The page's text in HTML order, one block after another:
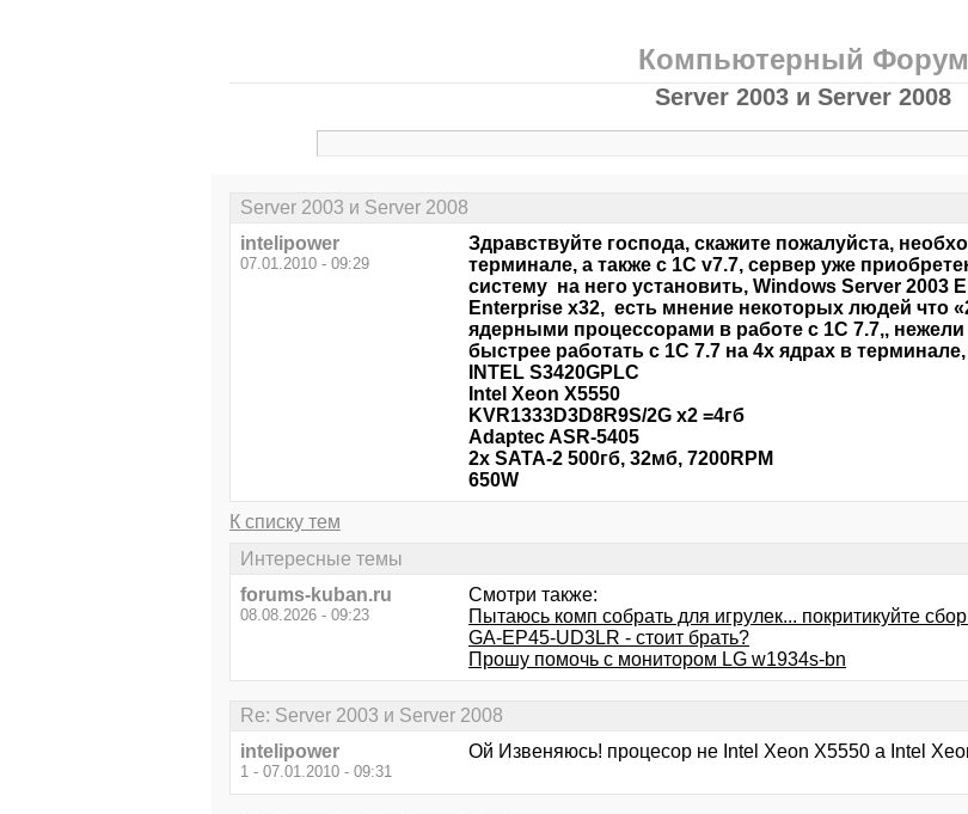
Компьютерный Форум
Server 2003 и Server 2008
Server 2003 и Server 2008
intelipower
07.01.2010 - 09:29
Здравствуйте господа, скажите пожалуйста,
терминале, а также с 1С v7.7, сервер уже
систему на него установить, Windows Server 2003
Enterprise x32, есть мнение некоторых людей что
ядерными процессорами в работе с 1С 7.7,, нежели
быстрее работать с 1С 7.7 на 4х ядрах в
INTEL S3420GPLC
Intel Xeon X5550
KVR1333D3D8R9S/2G х2 =4гб
Adaptec ASR-5405
2х SATA-2 500гб, 32мб, 7200RPM
650W
К списку тем
Интересные темы
forums-kuban.ru
08.08.2026 - 09:23
Смотри также:
Пытаюсь комп собрать для игрулек... покритикуйте
GA-EP45-UD3LR - стоит брать?
Прошу помочь с монитором LG w1934s-bn
Re: Server 2003 и Server 2008
intelipower
1 - 07.01.2010 - 09:31
Ой Извеняюсь! процесор не Intel Xeon X5550 а Intel